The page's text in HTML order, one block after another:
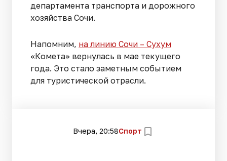
департамента транспорта и дорожного
хозяйства Сочи.
Напомним, на линию Сочи – Сухум
«Комета» вернулась в мае текущего
года. Это стало заметным событием
для туристической отрасли.
Вчера, 20:58Спорт